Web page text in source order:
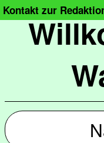
Kontakt zur